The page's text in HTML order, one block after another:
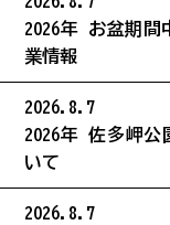
当協会について
2026年 お盆期間
業情報
2026.8.7
2026年 佐多岬公
いて
2026.8.7